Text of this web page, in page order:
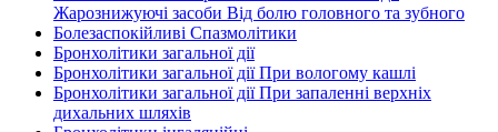
Жарознижуючі засоби Від болю головного та зубного
Болезаспокійливі Спазмолітики
Бронхолітики загальної дії
Бронхолітики загальної дії При вологому кашлі
Бронхолітики загальної дії При запаленні верхніх
дихальних шляхів